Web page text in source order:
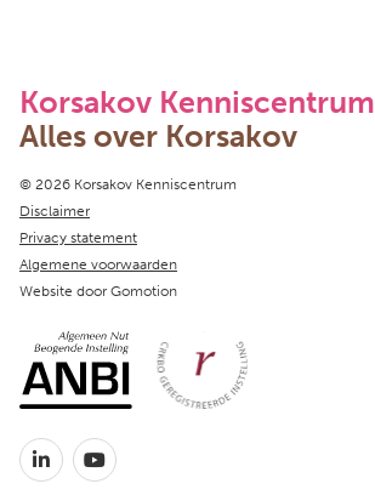
Korsakov Kenniscentrum
Alles over Korsakov
Copyright navigation
© 2026 Korsakov Kenniscentrum
Disclaimer
Privacy statement
Algemene voorwaarden
Website door Gomotion